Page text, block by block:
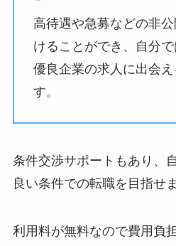
高待遇や急募などの非
けることができ、自分
優良企業の求人に出会
す。
条件交渉サポートもあり、
良い条件での転職を目指せま
利用料が無料なので費用負